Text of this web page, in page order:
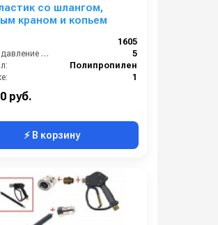
со шлангом,
краном и копьем
1605
Рабочее давление (бар):
5
Полипропилен
1
руб.
⚡ В корзину